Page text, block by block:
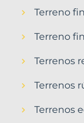
Terreno
Terreno
Terrenos
Terrenos
Terrenos